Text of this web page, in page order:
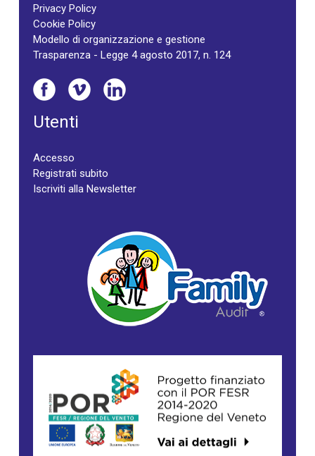
Privacy Policy
Cookie Policy
Modello di organizzazione e gestione
Trasparenza - Legge 4 agosto 2017, n. 124
Utenti
Accesso
Registrati subito
Iscriviti alla Newsletter